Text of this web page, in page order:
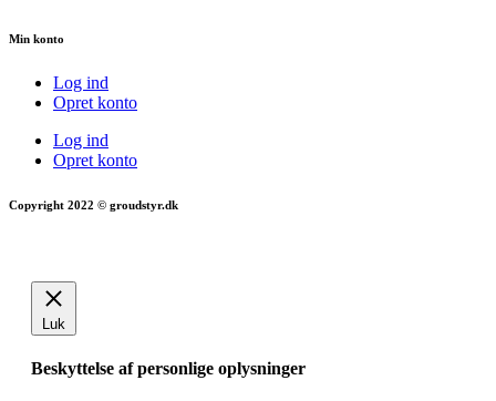
Min konto
Log ind
Opret konto
Log ind
Opret konto
Copyright 2022 © groudstyr.dk
Luk
Beskyttelse af personlige oplysninger